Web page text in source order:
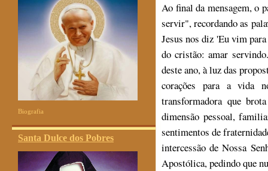
Biografia
Santa Dulce dos Pobres
Ao final da mensagem, o
servir", recordando as
Jesus nos diz 'Eu vim
do cristão: amar
deste ano, à luz das
corações para a vida
transformadora que
dimensão pessoal,
sentimentos de
intercessão de Nossa
Apostólica, pedindo que